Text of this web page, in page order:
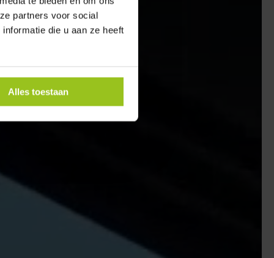
partners voor social
die u aan ze heeft
Alles toestaan